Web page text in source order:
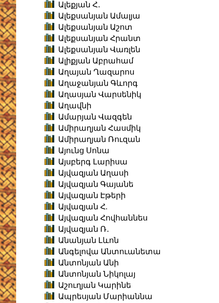
Ալեքյան Հ․
Ալեքսանյան Ամալյա
Ալեքսանյան Աշոտ
Ալեքսանյան Հրանտ
Ալեքսանյան Վառլեն
Ալիքյան Աբրահամ
Աղայան Ղազարոս
Աղաջանյան Գևորգ
Աղասյան Վարսենիկ
Աղավնի
Ամարյան Վազգեն
Ամիրաղյան Հասմիկ
Ամիրաղյան Ռուզան
Այունց Սոնա
Այսբերգ Լարիսա
Այվազյան Աղասի
Այվազյան Գայանե
Այվազյան Էթերի
Այվազյան Հ.
Այվազյան Հովհաննես
Այվազյան Ռ․
Անանյան Լևոն
Անգելովա Անտուանետա
Անտոնյան Անի
Անտոնյան Նիկոլայ
Աշուղյան Կարինե
Ապրեսյան Մարիաննա